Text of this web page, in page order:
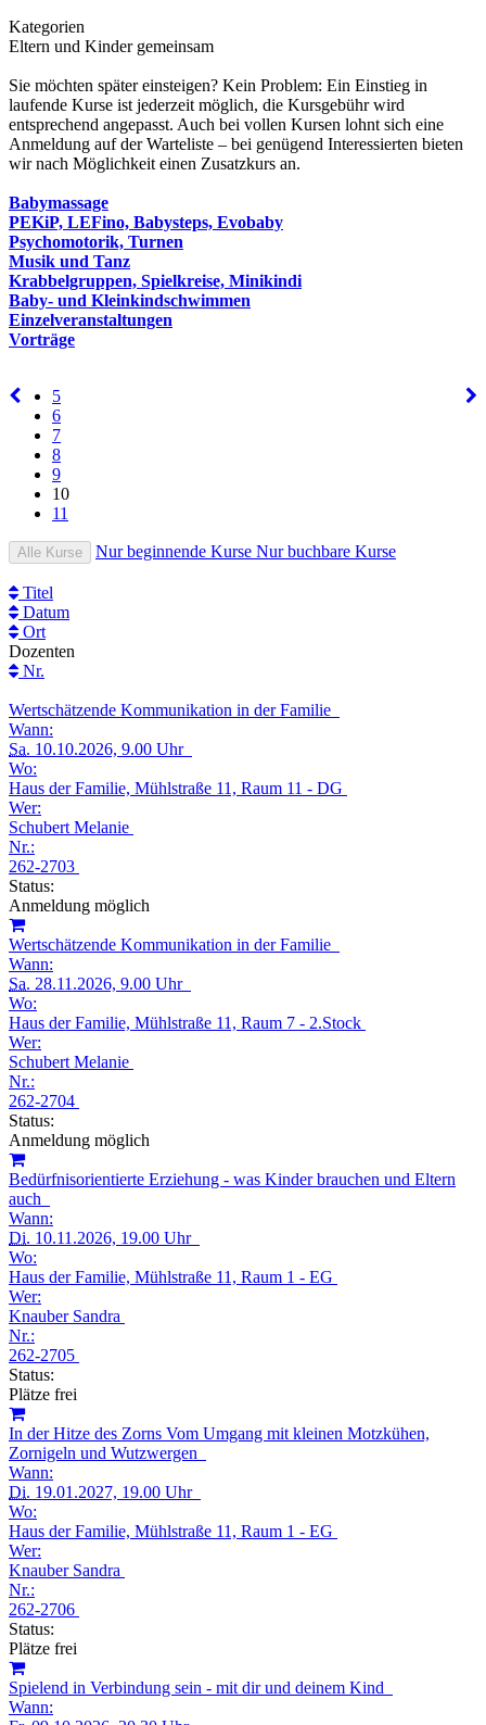
Kategorien
Eltern und Kinder gemeinsam
Sie möchten später einsteigen? Kein Problem: Ein Einstieg in
laufende Kurse ist jederzeit möglich, die Kursgebühr wird
entsprechend angepasst. Auch bei vollen Kursen lohnt sich eine
Anmeldung auf der Warteliste – bei genügend Interessierten bieten
wir nach Möglichkeit einen Zusatzkurs an.
Babymassage
PEKiP, LEFino, Babysteps, Evobaby
Psychomotorik, Turnen
Musik und Tanz
Krabbelgruppen, Spielkreise, Minikindi
Baby- und Kleinkindschwimmen
Einzelveranstaltungen
Vorträge
5
6
7
8
9
10
11
Alle Kurse Nur beginnende Kurse Nur buchbare Kurse
Titel
Datum
Ort
Dozenten
Nr.
Wertschätzende Kommunikation in der Familie
Wann:
Sa. 10.10.2026, 9.00 Uhr
Wo:
Haus der Familie, Mühlstraße 11, Raum 11 - DG
Wer:
Schubert Melanie
Nr.:
262-2703
Status:
Anmeldung möglich
Wertschätzende Kommunikation in der Familie
Wann:
Sa. 28.11.2026, 9.00 Uhr
Wo:
Haus der Familie, Mühlstraße 11, Raum 7 - 2.Stock
Wer:
Schubert Melanie
Nr.:
262-2704
Status:
Anmeldung möglich
Bedürfnisorientierte Erziehung - was Kinder brauchen und Eltern
auch
Wann:
Di. 10.11.2026, 19.00 Uhr
Wo:
Haus der Familie, Mühlstraße 11, Raum 1 - EG
Wer:
Knauber Sandra
Nr.:
262-2705
Status:
Plätze frei
In der Hitze des Zorns Vom Umgang mit kleinen Motzkühen,
Zornigeln und Wutzwergen
Wann:
Di. 19.01.2027, 19.00 Uhr
Wo:
Haus der Familie, Mühlstraße 11, Raum 1 - EG
Wer:
Knauber Sandra
Nr.:
262-2706
Status:
Plätze frei
Spielend in Verbindung sein - mit dir und deinem Kind
Wann: